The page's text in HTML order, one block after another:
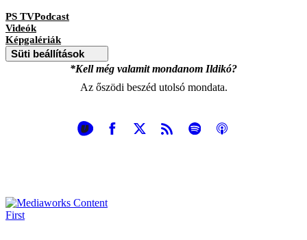
PS TVPodcast
Videók
Képgalériák
Süti beállítások
*Kell még valamit mondanom Ildikó?
Az őszödi beszéd utolsó mondata.